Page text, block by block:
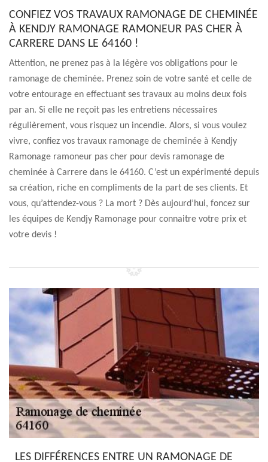
CONFIEZ VOS TRAVAUX RAMONAGE DE CHEMINÉE
À KENDJY RAMONAGE RAMONEUR PAS CHER À
CARRERE DANS LE 64160 !
Attention, ne prenez pas à la légère vos obligations pour le
ramonage de cheminée. Prenez soin de votre santé et celle de
votre entourage en effectuant ses travaux au moins deux fois
par an. Si elle ne reçoit pas les entretiens nécessaires
régulièrement, vous risquez un incendie. Alors, si vous voulez
vivre, confiez vos travaux ramonage de cheminée à Kendjy
Ramonage ramoneur pas cher pour devis ramonage de
cheminée à Carrere dans le 64160. C’est un expérimenté depuis
sa création, riche en compliments de la part de ses clients. Et
vous, qu’attendez-vous ? La mort ? Dès aujourd’hui, foncez sur
les équipes de Kendjy Ramonage pour connaitre votre prix et
votre devis !
LES DIFFÉRENCES ENTRE UN RAMONAGE DE